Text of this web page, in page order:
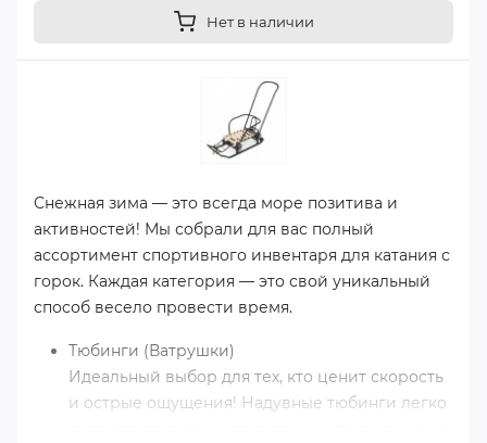
Нет в наличии
Снежная зима — это всегда море позитива и
активностей! Мы собрали для вас полный
ассортимент спортивного инвентаря для катания с
горок. Каждая категория — это свой уникальный
способ весело провести время.
Тюбинги (Ватрушки)
Идеальный выбор для тех, кто ценит скорость
и острые ощущения! Надувные тюбинги легко